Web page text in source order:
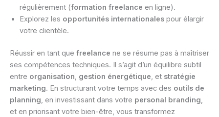
régulièrement (formation freelance en ligne).
Explorez les opportunités internationales pour élargir
votre clientèle.
Réussir en tant que freelance ne se résume pas à maîtriser
ses compétences techniques. Il s’agit d’un équilibre subtil
entre organisation, gestion énergétique, et stratégie
marketing. En structurant votre temps avec des outils de
planning, en investissant dans votre personal branding,
et en priorisant votre bien-être, vous transformez